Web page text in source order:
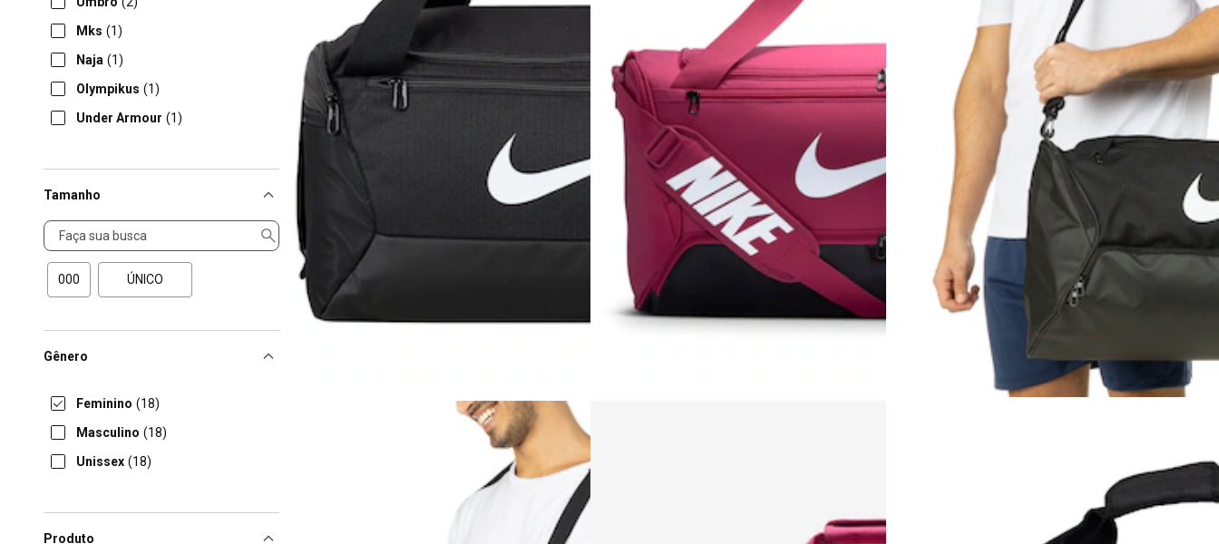
Mks (1)
Naja (1)
Olympikus (1)
Under Armour (1)
Tamanho
Tamanho
000 ÚNICO
Gênero
Feminino (18)
Masculino (18)
Unissex (18)
Produto